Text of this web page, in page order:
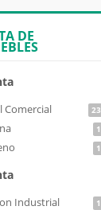
DE
Comercial 23
1
1
Industrial 1